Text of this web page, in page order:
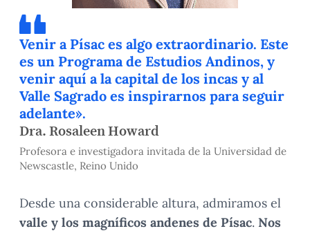
Venir a Písac es algo extraordinario. Este
es un Programa de Estudios Andinos, y
venir aquí a la capital de los incas y al
Valle Sagrado es inspirarnos para seguir
adelante».
Dra. Rosaleen Howard
Profesora e investigadora invitada de la Universidad de
Newscastle, Reino Unido
Desde una considerable altura, admiramos el
valle y los magníficos andenes de Písac. Nos